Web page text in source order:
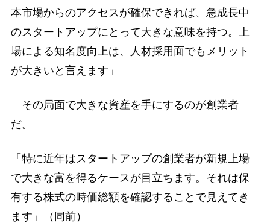
本市場からのアクセスが確保できれば、急成長中
のスタートアップにとって大きな意味を持つ。上
場による知名度向上は、人材採用面でもメリット
が大きいと言えます」
その局面で大きな資産を手にするのが創業者
だ。
「特に近年はスタートアップの創業者が新規上場
で大きな富を得るケースが目立ちます。それは保
有する株式の時価総額を確認することで見えてき
ます」（同前）